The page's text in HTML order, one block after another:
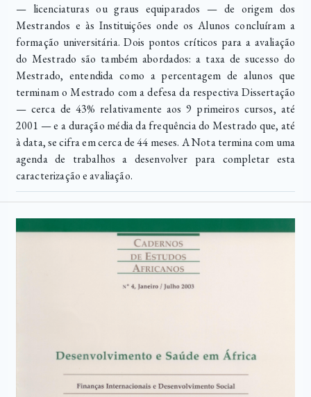
— licenciaturas ou graus equiparados — de origem dos
Mestrandos e às Instituições onde os Alunos concluíram a
formação universitária. Dois pontos críticos para a avaliação
do Mestrado são também abordados: a taxa de sucesso do
Mestrado, entendida como a percentagem de alunos que
terminam o Mestrado com a defesa da respectiva Dissertação
— cerca de 43% relativamente aos 9 primeiros cursos, até
2001 — e a duração média da frequência do Mestrado que, até
à data, se cifra em cerca de 44 meses. A Nota termina com uma
agenda de trabalhos a desenvolver para completar esta
caracterização e avaliação.